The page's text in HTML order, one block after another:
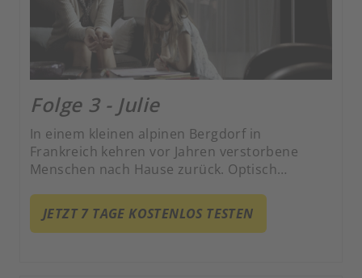
Folge 3 - Julie
In einem kleinen alpinen Bergdorf in
Frankreich kehren vor Jahren verstorbene
Menschen nach Hause zurück. Optisch
Tod fordern die Rückkehrer ihren Platz in der
Welt der Lebenden ein.
JETZT 7 TAGE KOSTENLOS TESTEN